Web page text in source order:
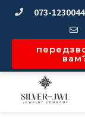
Перейти073-1230044